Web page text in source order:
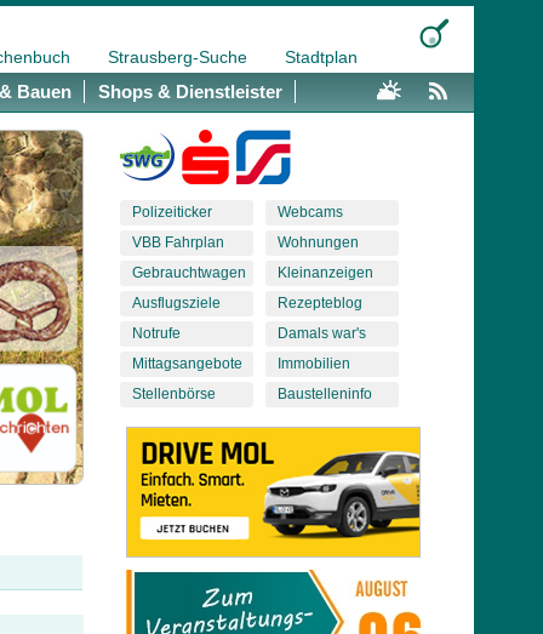
Strausberg-Suche Stadtplan
Bauen Shops & Dienstleister
Polizeiticker
VBB Fahrplan
Gebrauchtwagen
Ausflugsziele
Notrufe
Mittagsangebote
Stellenbörse
Webcams
Wohnungen
Kleinanzeigen
Rezepteblog
Damals war's
Immobilien
Baustelleninfo